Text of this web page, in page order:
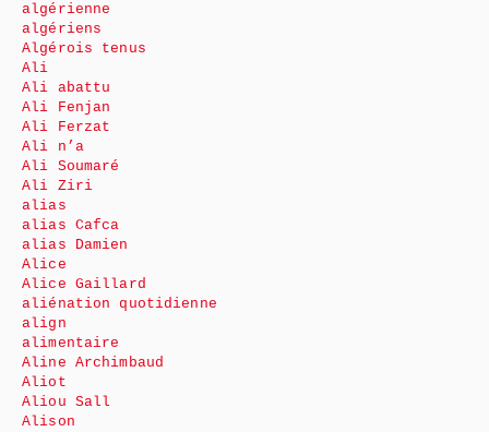
algérienne
algériens
Algérois tenus
Ali
Ali abattu
Ali Fenjan
Ali Ferzat
Ali n’a
Ali Soumaré
Ali Ziri
alias
alias Cafca
alias Damien
Alice
Alice Gaillard
aliénation quotidienne
align
alimentaire
Aline Archimbaud
Aliot
Aliou Sall
Alison